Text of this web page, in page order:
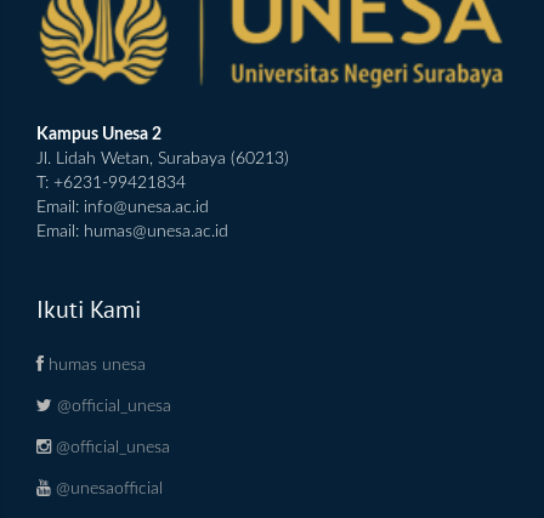
Kampus Unesa 2
Jl. Lidah Wetan, Surabaya (60213)
T: +6231-99421834
Email: info@unesa.ac.id
Email: humas@unesa.ac.id
Ikuti Kami
humas unesa
@official_unesa
@official_unesa
@unesaofficial